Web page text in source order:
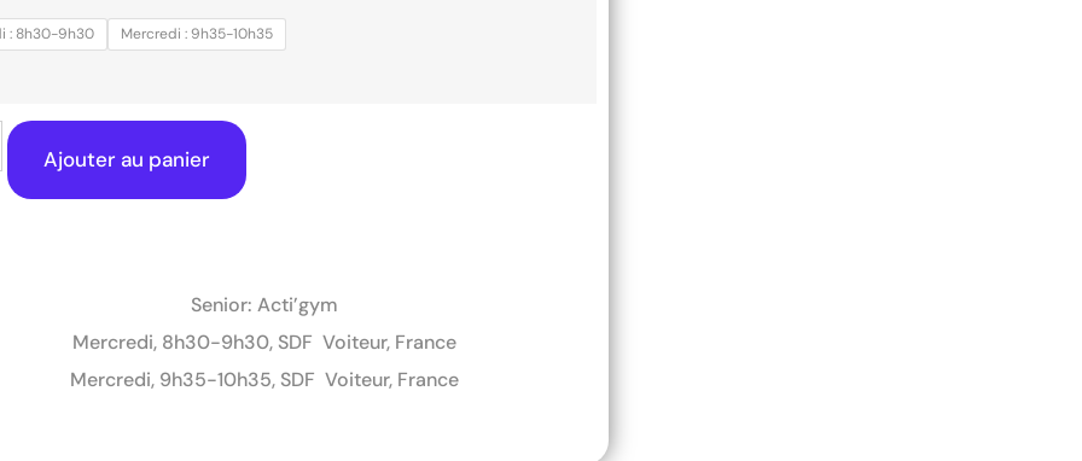
: 8h30-9h30 Mercredi : 9h35-10h35
Ajouter au panier
Senior: Acti’gym
Mercredi, 8h30-9h30, SDF Voiteur, France
Mercredi, 9h35-10h35, SDF Voiteur, France